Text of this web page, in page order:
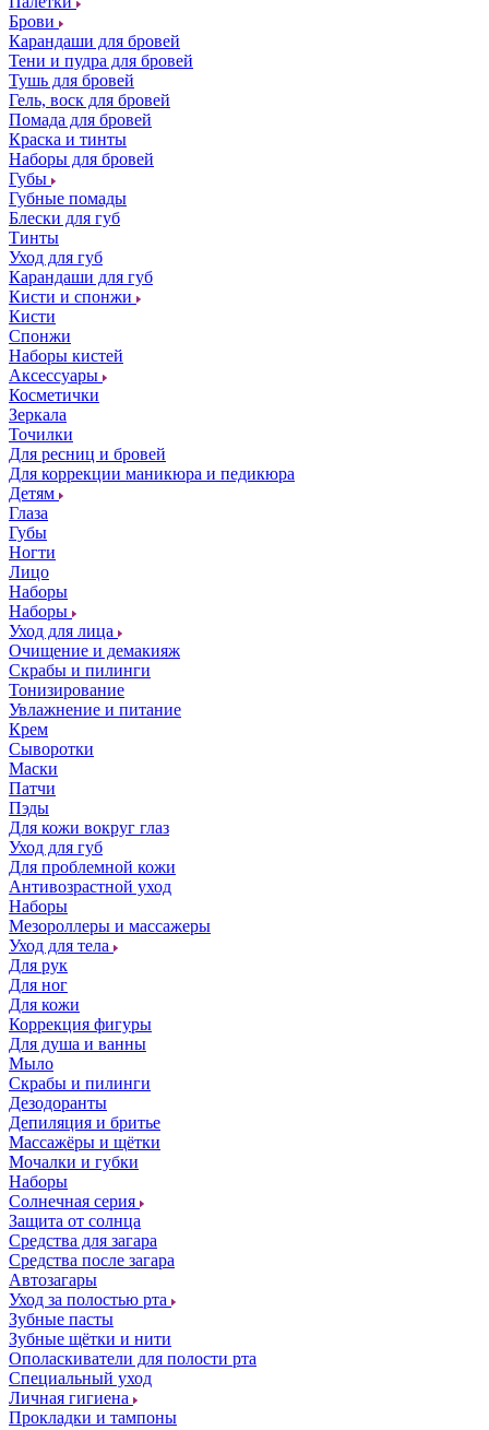
Брови
Карандаши для бровей
Тени и пудра для бровей
Тушь для бровей
Гель, воск для бровей
Помада для бровей
Краска и тинты
Наборы для бровей
Губы
Губные помады
Блески для губ
Тинты
Уход для губ
Карандаши для губ
Кисти и спонжи
Кисти
Спонжи
Наборы кистей
Аксессуары
Косметички
Зеркала
Точилки
Для ресниц и бровей
Для коррекции маникюра и педикюра
Детям
Глаза
Губы
Ногти
Лицо
Наборы
Наборы
Уход для лица
Очищение и демакияж
Скрабы и пилинги
Тонизирование
Увлажнение и питание
Крем
Сыворотки
Маски
Патчи
Пэды
Для кожи вокруг глаз
Уход для губ
Для проблемной кожи
Антивозрастной уход
Наборы
Мезороллеры и массажеры
Уход для тела
Для рук
Для ног
Для кожи
Коррекция фигуры
Для душа и ванны
Мыло
Скрабы и пилинги
Дезодоранты
Депиляция и бритье
Массажёры и щётки
Мочалки и губки
Наборы
Солнечная серия
Защита от солнца
Средства для загара
Средства после загара
Автозагары
Уход за полостью рта
Зубные пасты
Зубные щётки и нити
Ополаскиватели для полости рта
Специальный уход
Личная гигиена
Прокладки и тампоны